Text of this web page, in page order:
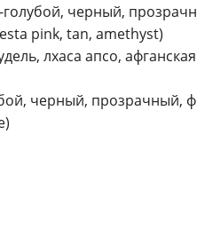
черный,
pink, tan, amethyst)
лхаса апсо,
черный, прозрачный,